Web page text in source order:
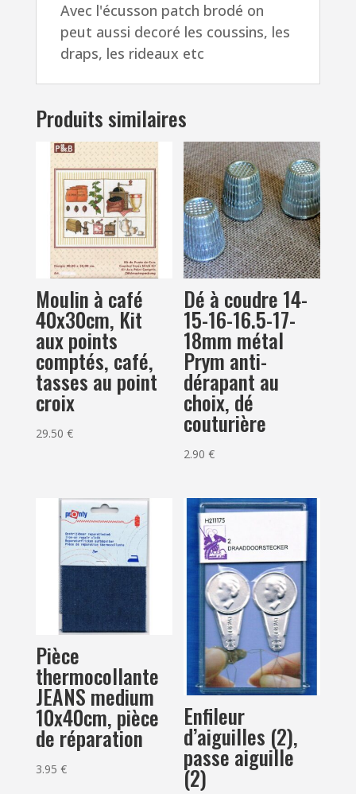
Avec l'écusson patch brodé on
peut aussi decoré les coussins, les
draps, les rideaux etc
Produits similaires
Moulin à café
40x30cm, Kit
aux points
comptés, café,
tasses au point
croix
29.50 €
Dé à coudre 14-
15-16-16.5-17-
18mm métal
Prym anti-
dérapant au
choix, dé
couturière
2.90€
Pièce
thermocollante
JEANS medium
10x40cm, pièce
de réparation
3.95 €
Enfileur
d’aiguilles (2),
passe aiguille
(2)